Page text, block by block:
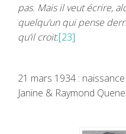
pas. Mais il veut écrire,
quelqu’un qui pense
qu’il croit.[23]
21 mars 1934 :
Janine & Raymond